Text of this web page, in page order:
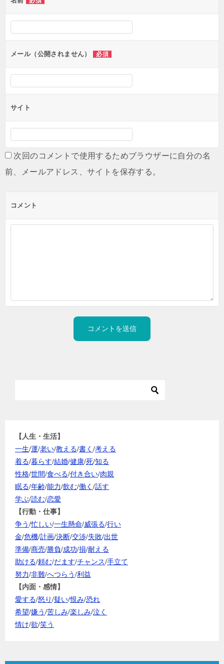
ー
シ
ンメール（公開されません） 必須
サイト
次回のコメントで使用するためブラウザーに自分の名
前、メールアドレス、サイトを保存する。
コメント
【人生・生活】
一生/運/老い/教える/書く /考える
着る/暮らす/結婚/健康/死/知る
性格/世間/食べる/付き合い/肉親
眠る/年齢/能力/飲む/働く /話す
学ぶ/読む/恋愛
【行動・仕事】
争う/忙しい/一生懸命/威張る/行い
金/危機/計画/決断/交渉/失敗/出世
準備/商売/勝負/成功/損/耐える
助ける/頼む/だます/チャンス/手立て
努力/非難/へつらう/利益
【内面・感情】
愛する/怒り/疑い/恨み/恐れ
希望/嫌う/苦しみ/楽しみ/泣く
情け/欲/笑う